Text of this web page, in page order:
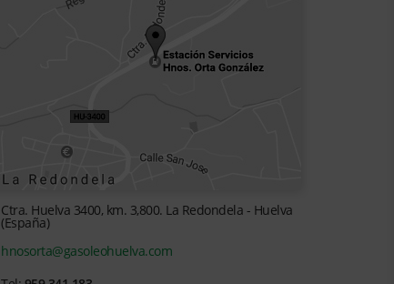
Ctra. Huelva 3400, km. 3,800. La Redondela - Huelva
(España)
hnosorta@gasoleohuelva.com